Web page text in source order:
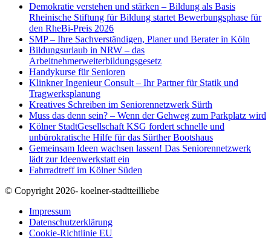
Demokratie verstehen und stärken – Bildung als Basis
Rheinische Stiftung für Bildung startet Bewerbungsphase für
den RheBi-Preis 2026
SMP – Ihre Sachverständigen, Planer und Berater in Köln
Bildungsurlaub in NRW – das
Arbeitnehmerweiterbildungsgesetz
Handykurse für Senioren
Klinkner Ingenieur Consult – Ihr Partner für Statik und
Tragwerksplanung
Kreatives Schreiben im Seniorennetzwerk Sürth
Muss das denn sein? – Wenn der Gehweg zum Parkplatz wird
Kölner StadtGesellschaft KSG fordert schnelle und
unbürokratische Hilfe für das Sürther Bootshaus
Gemeinsam Ideen wachsen lassen! Das Seniorennetzwerk
lädt zur Ideenwerkstatt ein
Fahrradtreff im Kölner Süden
© Copyright 2026- koelner-stadtteilliebe
Impressum
Datenschutzerklärung
Cookie-Richtlinie EU